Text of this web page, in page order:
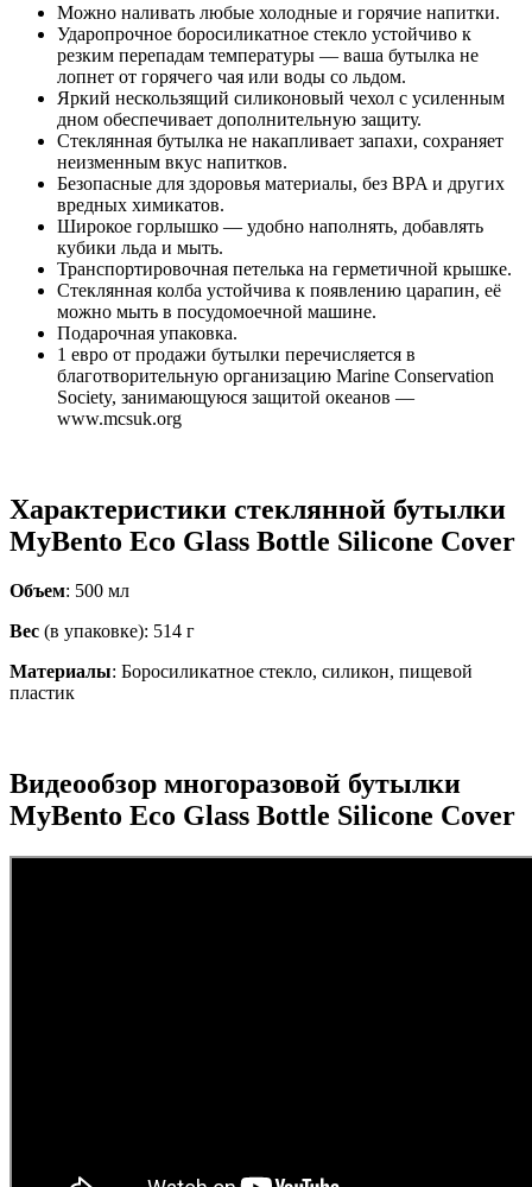
Можно наливать любые холодные и горячие напитки.
Ударопрочное боросиликатное стекло устойчиво к
резким перепадам температуры — ваша бутылка не
лопнет от горячего чая или воды со льдом.
Яркий нескользящий силиконовый чехол с усиленным
дном обеспечивает дополнительную защиту.
Стеклянная бутылка не накапливает запахи, сохраняет
неизменным вкус напитков.
Безопасные для здоровья материалы, без BPA и других
вредных химикатов.
Широкое горлышко — удобно наполнять, добавлять
кубики льда и мыть.
Транспортировочная петелька на герметичной крышке.
Стеклянная колба устойчива к появлению царапин, её
можно мыть в посудомоечной машине.
Подарочная упаковка.
1 евро от продажи бутылки перечисляется в
благотворительную организацию Marine Conservation
Society, занимающуюся защитой океанов —
www.mcsuk.org
Характеристики стеклянной бутылки
MyBento Eco Glass Bottle Silicone Cover
Объем: 500 мл
Вес (в упаковке): 514 г
Материалы: Боросиликатное стекло, силикон, пищевой
пластик
Видеообзор многоразовой бутылки
MyBento Eco Glass Bottle Silicone Cover